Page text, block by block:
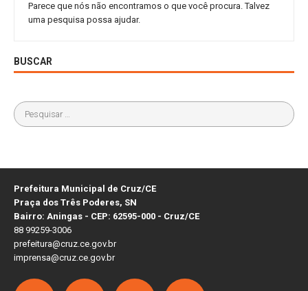
Parece que nós não encontramos o que você procura. Talvez
uma pesquisa possa ajudar.
BUSCAR
Prefeitura Municipal de Cruz/CE
Praça dos Três Poderes, SN
Bairro: Aningas - CEP: 62595-000 - Cruz/CE
88 99259-3006
prefeitura@cruz.ce.gov.br
imprensa@cruz.ce.gov.br